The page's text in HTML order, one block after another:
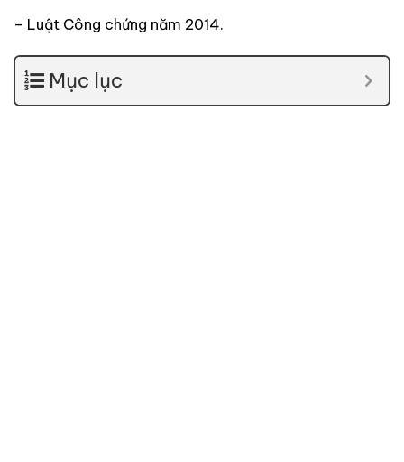
– Luật Công chứng năm 2014.
Mục lục